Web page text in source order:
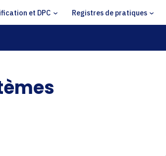
et DPC Registres de pratiques